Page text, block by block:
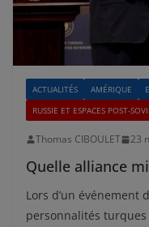
ACTUALITÉS AMÉRIQUE
RUSSIE ET ESPACES POST-
Thomas CIBOULET 23
Quelle alliance
Lors d’un événement
personnalités